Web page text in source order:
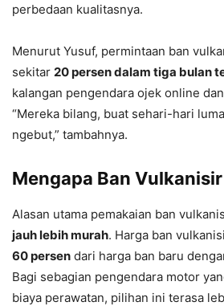
perbedaan kualitasnya.
Menurut Yusuf, permintaan ban
sekitar 20 persen dalam tiga bulan
kalangan pengendara ojek online
“Mereka bilang, buat sehari-hari
ngebut,” tambahnya.
Mengapa Ban
Alasan utama pemakaian ban
jauh lebih murah. Harga ban
60 persen dari harga ban baru
Bagi sebagian pengendara motor
biaya perawatan, pilihan ini terasa